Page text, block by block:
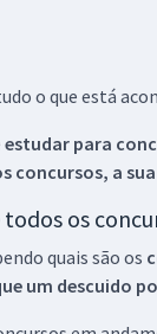
o que está
estudar para
concursos, a
os
quais são os
um descuido